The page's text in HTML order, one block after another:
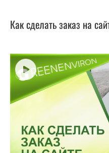
Как сделать заказ на